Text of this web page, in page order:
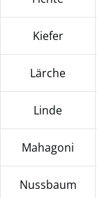
Kiefer
Lärche
Linde
Mahagoni
Nussbaum